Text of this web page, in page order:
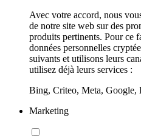
Avec votre accord, nous
de notre site web sur des
produits pertinents. Pour ce
données personnelles
suivants et utilisons leurs
utilisez déjà leurs services :
Bing, Criteo, Meta, Google,
Marketing